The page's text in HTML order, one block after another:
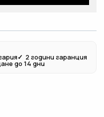
✓ 2 години гаранция
до 14 дни